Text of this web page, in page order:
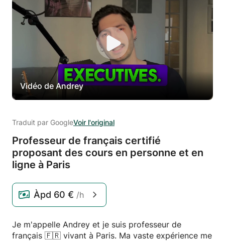
Vidéo de Andrey
Traduit par GoogleVoir l'original
Professeur de français certifié
proposant des cours en personne et en
ligne à Paris
Àpd 60 € /h
Je m'appelle Andrey et je suis professeur de
français 🇫🇷 vivant à Paris. Ma vaste expérience me